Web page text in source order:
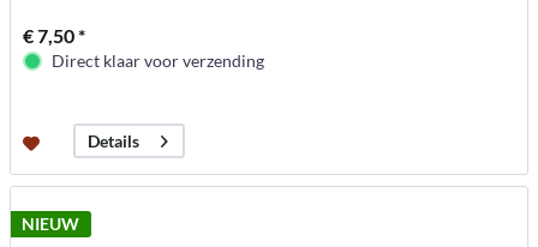
€ 7,50 *
Direct klaar voor verzending
Details
NIEUW